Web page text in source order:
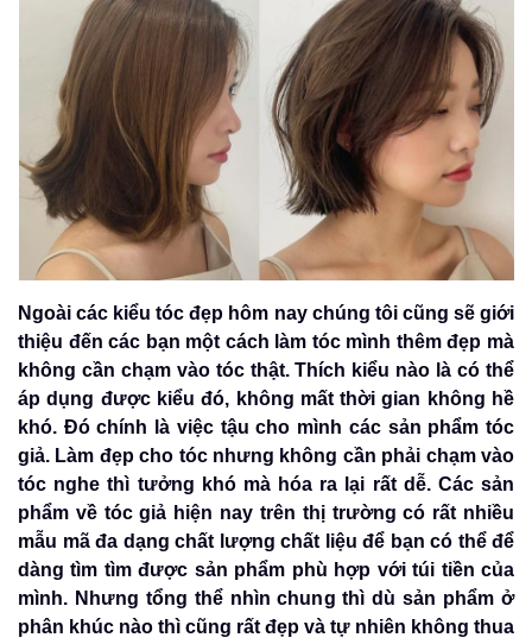
Ngoài các kiểu tóc đẹp hôm nay chúng tôi cũng sẽ giới
thiệu đến các bạn một cách làm tóc mình thêm đẹp mà
không cần chạm vào tóc thật. Thích kiểu nào là có thể
áp dụng được kiểu đó, không mất thời gian không hề
khó. Đó chính là việc tậu cho mình các sản phẩm tóc
giả. Làm đẹp cho tóc nhưng không cần phải chạm vào
tóc nghe thì tưởng khó mà hóa ra lại rất dễ. Các sản
phẩm về tóc giả hiện nay trên thị trường có rất nhiều
mẫu mã đa dạng chất lượng chất liệu để bạn có thể để
dàng tìm tìm được sản phẩm phù hợp với túi tiền của
mình. Nhưng tổng thể nhìn chung thì dù sản phẩm ở
phân khúc nào thì cũng rất đẹp và tự nhiên không thua